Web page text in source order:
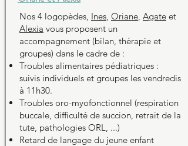
Nos 4 logopèdes, Ines, Oriane, Agate et
Alexia vous proposent un
accompagnement (bilan, thérapie et
groupes) dans le cadre de :
Troubles alimentaires pédiatriques :
suivis individuels et groupes les vendredis
à 11h30.
Troubles oro-myofonctionnel (respiration
buccale, difficulté de succion, retrait de la
tute, pathologies ORL, ...)
Retard de langage du jeune enfant